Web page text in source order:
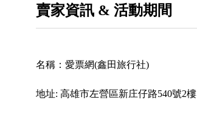
賣家資訊 & 活動期間
名稱： 愛票網(鑫田旅行社)
地址: 高雄市左營區新庄仔路540號2樓